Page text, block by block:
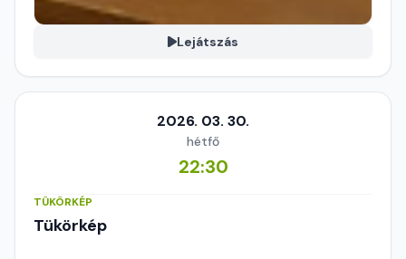
Lejátszás
2026. 03. 30.
hétfő
22:30
TÜKÖRKÉP
Tükörkép